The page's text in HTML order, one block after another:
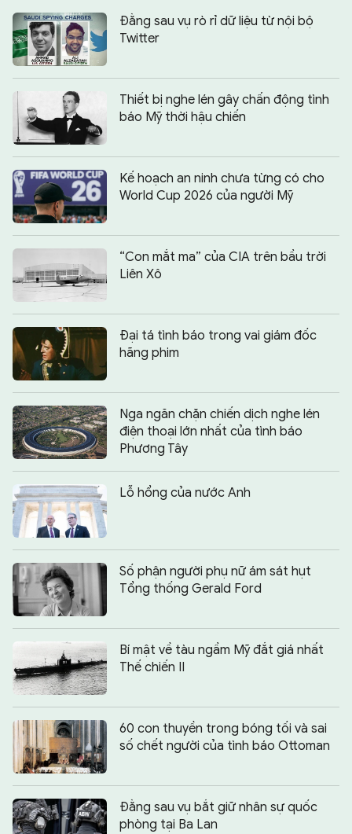
Đằng sau vụ rò rỉ dữ liệu từ nội bộ
Twitter
Thiết bị nghe lén gây chấn động tình
báo Mỹ thời hậu chiến
Kế hoạch an ninh chưa từng có cho
World Cup 2026 của người Mỹ
“Con mắt ma” của CIA trên bầu trời
Liên Xô
Đại tá tình báo trong vai giám đốc
hãng phim
Nga ngăn chặn chiến dịch nghe lén
điện thoại lớn nhất của tình báo
Phương Tây
Lỗ hổng của nước Anh
Số phận người phụ nữ ám sát hụt
Tổng thống Gerald Ford
Bí mật về tàu ngầm Mỹ đắt giá nhất
Thế chiến II
60 con thuyền trong bóng tối và sai
số chết người của tình báo Ottoman
Đằng sau vụ bắt giữ nhân sự quốc
phòng tại Ba Lan